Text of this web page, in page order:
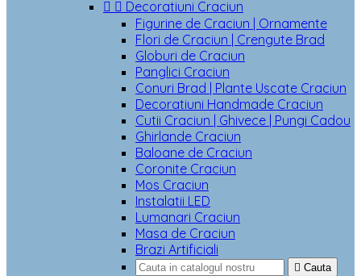
  Decoratiuni Craciun
Figurine de Craciun | Ornamente
Flori de Craciun | Crengute Brad
Globuri de Craciun
Panglici Craciun
Conuri Brad | Plante Uscate Craciun
Decoratiuni Handmade Craciun
Cutii Craciun | Ghivece | Pungi Cadou
Ghirlande Craciun
Baloane de Craciun
Coronite Craciun
Mos Craciun
Instalatii LED
Lumanari Craciun
Masa de Craciun
Brazi Artificiali
 Cauta